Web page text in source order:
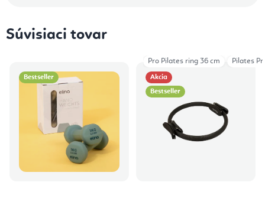
Súvisiaci tovar
Bestseller
Akcia
Bestseller
Pro Pilates ring 36 cm Pilates